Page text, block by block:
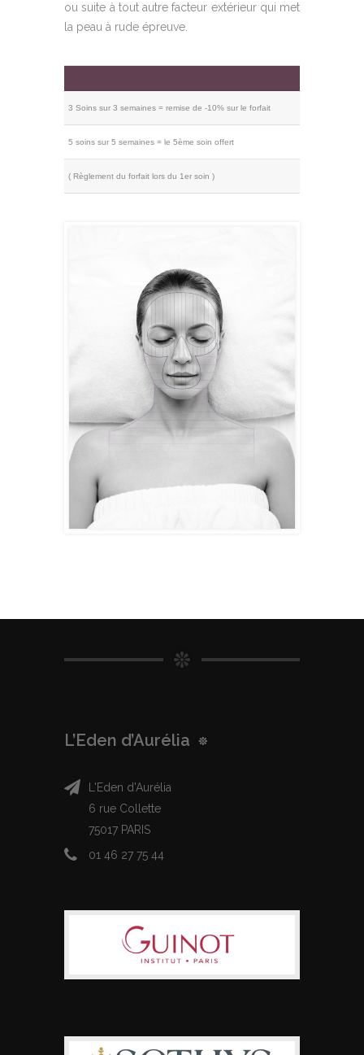
ou suite à tout autre facteur extérieur qui met
la peau à rude épreuve.
3 Soins sur 3 semaines = remise de -10% sur le forfait
5 soins sur 5 semaines = le 5ème soin offert
( Règlement du forfait lors du 1er soin )
L’Eden d’Aurélia
L'Eden d'Aurélia
6 rue Collette
75017 PARIS
01 46 27 75 44